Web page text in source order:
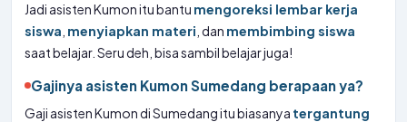
Jadi asisten Kumon itu bantu mengoreksi lembar kerja
siswa menyiapkan materi , dan membimbing siswa
saat belajar. Seru deh, bisa sambil belajar juga!
Gajinya asisten Kumon Sumedang berapaan ya?
Gaji asisten Kumon di Sumedang itu biasanya tergantung